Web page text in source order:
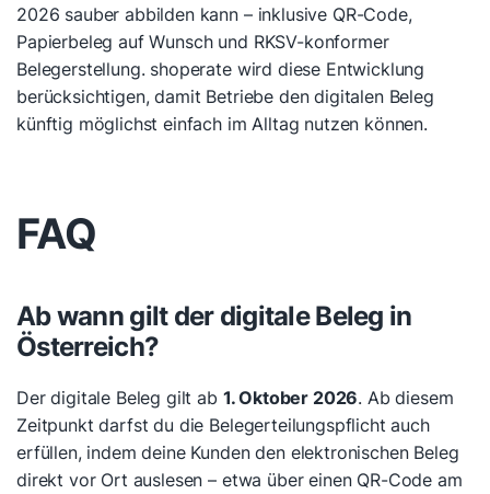
2026 sauber abbilden kann – inklusive QR-Code,
Papierbeleg auf Wunsch und RKSV-konformer
Belegerstellung. shoperate wird diese Entwicklung
berücksichtigen, damit Betriebe den digitalen Beleg
künftig möglichst einfach im Alltag nutzen können.
FAQ
Ab wann gilt der digitale Beleg in
Österreich?
Der digitale Beleg gilt ab 1. Oktober 2026. Ab diesem
Zeitpunkt darfst du die Belegerteilungspflicht auch
erfüllen, indem deine Kunden den elektronischen Beleg
direkt vor Ort auslesen – etwa über einen QR-Code am